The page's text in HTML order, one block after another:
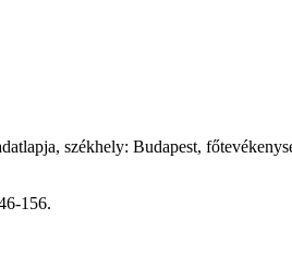
székhely: Budapest,
156.